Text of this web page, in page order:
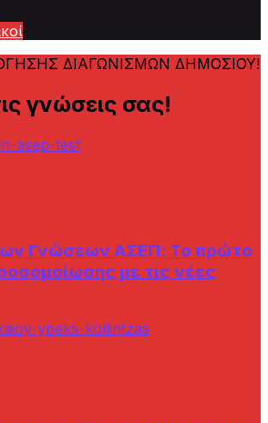
ΔΙΑΓΩΝΙΣΜΩΝ ΔΗΜΟΣΙΟΥ!
γνώσεις σας!
Γνώσεων AΣΕΠ: Το πρώτο
με τις νέες